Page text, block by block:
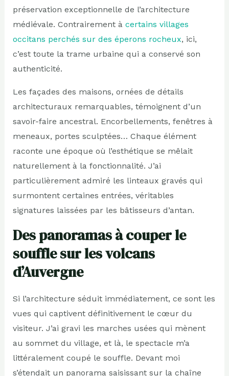
préservation exceptionnelle de l’architecture
médiévale. Contrairement à certains villages
occitans perchés sur des éperons rocheux, ici,
c’est toute la trame urbaine qui a conservé son
authenticité.
Les façades des maisons, ornées de détails
architecturaux remarquables, témoignent d’un
savoir-faire ancestral. Encorbellements, fenêtres à
meneaux, portes sculptées… Chaque élément
raconte une époque où l’esthétique se mêlait
naturellement à la fonctionnalité. J’ai
particulièrement admiré les linteaux gravés qui
surmontent certaines entrées, véritables
signatures laissées par les bâtisseurs d’antan.
Des panoramas à couper le
souffle sur les volcans
d’Auvergne
Si l’architecture séduit immédiatement, ce sont les
vues qui captivent définitivement le cœur du
visiteur. J’ai gravi les marches usées qui mènent
au sommet du village, et là, le spectacle m’a
littéralement coupé le souffle. Devant moi
s’étendait un panorama saisissant sur la chaîne